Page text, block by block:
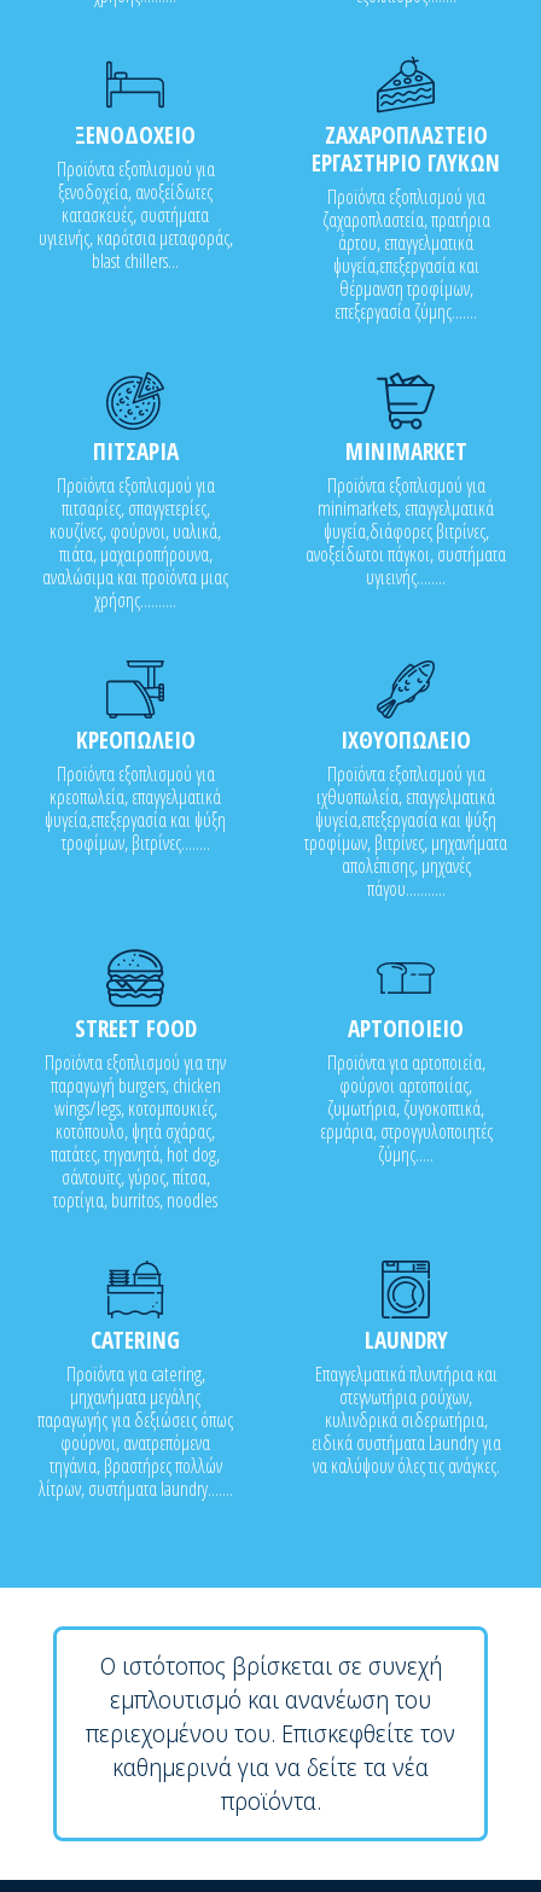
ΞΕΝΟΔΟΧΕΙΟ
Προϊόντα εξοπλισμού για
ξενοδοχεία, ανοξείδωτες
κατασκευές, συστήματα
υγιεινής, καρότσια μεταφοράς,
blast chillers...
ΖΑΧΑΡΟΠΛΑΣΤΕΙΟ
ΕΡΓΑΣΤΗΡΙΟ ΓΛΥΚΩΝ
Προϊόντα εξοπλισμού για
ζαχαροπλαστεία, πρατήρια
άρτου, επαγγελματικά
ψυγεία,επεξεργασία και
θέρμανση τροφίμων,
επεξεργασία ζύμης.......
ΠΙΤΣΑΡΙΑ
Προϊόντα εξοπλισμού για
πιτσαρίες, σπαγγετερίες,
κουζίνες, φούρνοι, υαλικά,
πιάτα, μαχαιροπήρουνα,
αναλώσιμα και προϊόντα μιας
χρήσης..........
MINIMARKET
Προϊόντα εξοπλισμού για
minimarkets, επαγγελματικά
ψυγεία,διάφορες βιτρίνες,
ανοξείδωτοι πάγκοι, συστήματα
υγιεινής........
ΚΡΕΟΠΩΛΕΙΟ
Προϊόντα εξοπλισμού για
κρεοπωλεία, επαγγελματικά
ψυγεία,επεξεργασία και ψύξη
τροφίμων, βιτρίνες........
ΙΧΘΥΟΠΩΛΕΙΟ
Προϊόντα εξοπλισμού για
ιχθυοπωλεία, επαγγελματικά
ψυγεία,επεξεργασία και ψύξη
τροφίμων, βιτρίνες, μηχανήματα
απολέπισης, μηχανές
πάγου...........
STREET FOOD
Προϊόντα εξοπλισμού για την
παραγωγή burgers, chicken
wings/legs, κοτομπουκιές,
κοτόπουλο, ψητά σχάρας,
πατάτες, τηγανητά, hot dog,
σάντουϊτς, γύρος, πίτσα,
τορτίγια, burritos, noodles
ΑΡΤΟΠΟΙΕΙΟ
Προϊόντα για αρτοποιεία,
φούρνοι αρτοποιίας,
ζυμωτήρια, ζυγοκοπτικά,
ερμάρια, στρογγυλοποιητές
ζύμης.....
CATERING
Προϊόντα για catering,
μηχανήματα μεγάλης
παραγωγής για δεξιώσεις όπως
φούρνοι, ανατρεπόμενα
τηγάνια, βραστήρες πολλών
λίτρων, συστήματα laundry.......
LAUNDRY
Επαγγελματικά πλυντήρια και
στεγνωτήρια ρούχων,
κυλινδρικά σιδερωτήρια,
ειδικά συστήματα Laundry για
να καλύψουν όλες τις ανάγκες.
Ο ιστότοπος βρίσκεται σε συνεχή
εμπλουτισμό και ανανέωση του
περιεχομένου του. Επισκεφθείτε τον
καθημερινά για να δείτε τα νέα
προϊόντα.